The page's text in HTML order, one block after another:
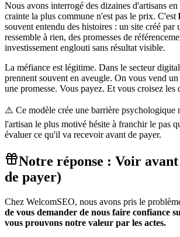
Nous avons interrogé des dizaines d'artisans
crainte la plus commune n'est pas le prix. C'est
souvent entendu des histoires : un site créé par
ressemble à rien, des promesses de
investissement englouti sans résultat visible.
La méfiance est légitime. Dans le secteur
prennent souvent en aveugle. On vous vend
une promesse. Vous payez. Et vous croisez les
⚠️ Ce modèle crée une barrière psychologique
l'artisan le plus motivé hésite à franchir le pas
évaluer ce qu'il va recevoir avant de payer.
Notre réponse : Voir
de payer)
Chez WelcomSEO, nous avons pris le
de vous demander de nous faire confiance
vous prouvons notre valeur par les actes.